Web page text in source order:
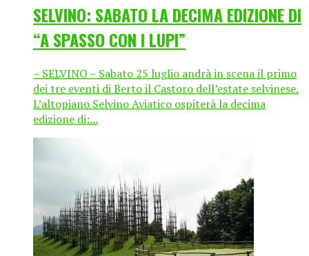
SELVINO: SABATO LA DECIMA EDIZIONE DI
“A SPASSO CON I LUPI”
– SELVINO – Sabato 25 luglio andrà in scena il primo
dei tre eventi di Berto il Castoro dell’estate selvinese.
L’altopiano Selvino Aviatico ospiterà la decima
edizione di:...